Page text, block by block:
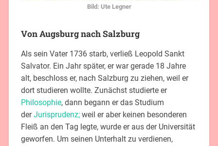
Bild: Ute Legner
Von Augsburg nach Salzburg
Als sein Vater 1736 starb, verließ Leopold Sankt
Salvator. Ein Jahr später, er war gerade 18 Jahre
alt, beschloss er, nach Salzburg zu ziehen, weil er
dort studieren wollte. Zunächst studierte er
Philosophie, dann begann er das Studium
derJurisprudenz; weil er aber keinen besonderen
Fleiß an den Tag legte, wurde er aus der Universität
geworfen. Um seinen Unterhalt zu verdienen,